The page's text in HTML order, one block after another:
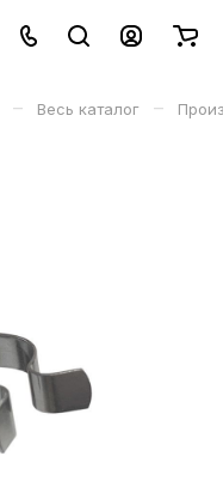
– Весь каталог –